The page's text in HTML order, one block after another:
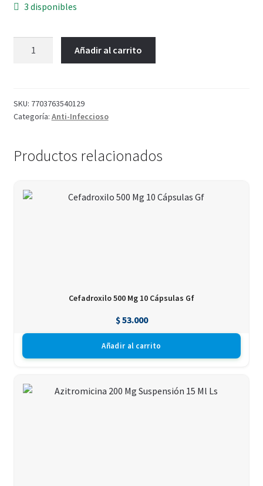
3 disponibles
Añadir al carrito
SKU: 7703763540129
Categoría: Anti-Infeccioso
Productos relacionados
Cefadroxilo 500 Mg 10 Cápsulas Gf
$53.000
Añadir al carrito